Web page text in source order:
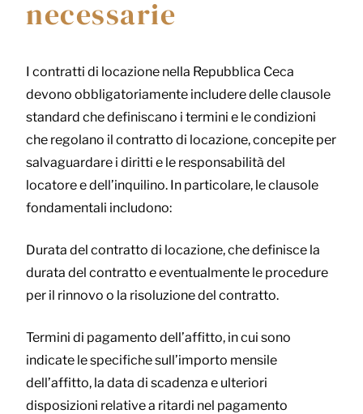
necessarie
I contratti di locazione nella Repubblica Ceca
devono obbligatoriamente includere delle clausole
standard che definiscano i termini e le condizioni
che regolano il contratto di locazione, concepite per
salvaguardare i diritti e le responsabilità del
locatore e dell’inquilino. In particolare, le clausole
fondamentali includono:
Durata del contratto di locazione, che definisce la
durata del contratto e eventualmente le procedure
per il rinnovo o la risoluzione del contratto.
Termini di pagamento dell’affitto, in cui sono
indicate le specifiche sull’importo mensile
dell’affitto, la data di scadenza e ulteriori
disposizioni relative a ritardi nel pagamento